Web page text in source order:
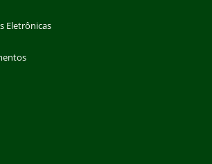
Eletrônicas